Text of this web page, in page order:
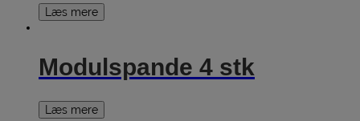
Læs mere
Modulspande 4 stk
Læs mere